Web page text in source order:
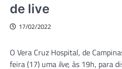
de live
17/02/2022
O Vera Cruz Hospital, de
feira (17) uma live, às 19h, para